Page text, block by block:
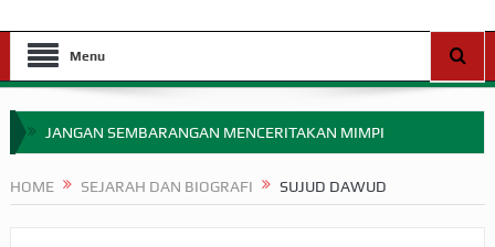
Menu
JANGAN SEMBARANGAN MENCERITAKAN MIMPI
HOME SEJARAH DAN BIOGRAFI SUJUD DAWUD